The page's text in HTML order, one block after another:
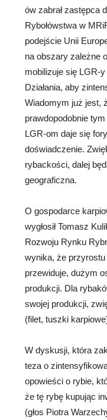
ów zabrał zastępca
Rybołówstwa w
podejście Unii
na obszary zależne
mobilizuje się LGR-
Działania, aby
Wiadomym już jest,
prawdopodobnie
LGR-om daje się
doświadczenie.
rybackości, dalej
geograficzna.
O gospodarce
wygłosił Tomasz
Rozwoju Rynku
wynika, że
przewiduje, dużym
produkcji. Dla
swojej produkcji,
(filet, tuszki
W dyskusji, która
teza o
opowieści o rybie,
że tę rybę kupując
(głos Piotra